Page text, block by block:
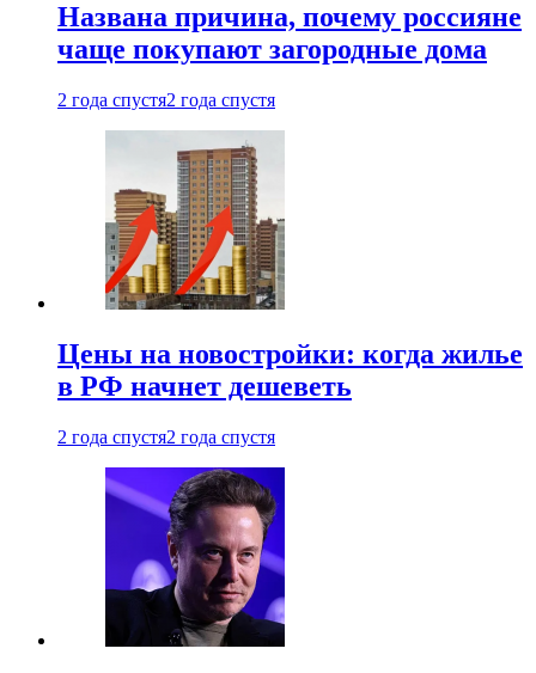
Названа причина, почему россияне
чаще покупают загородные дома
2 года спустя2 года спустя
Цены на новостройки: когда жилье
в РФ начнет дешеветь
2 года спустя2 года спустя